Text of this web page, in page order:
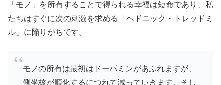
「モノ」を所有することで得られる幸福は短命であり、私
たちはすぐに次の刺激を求める「ヘドニック・トレッドミ
ル」に陥りがちです。
モノの所有は最初はドーパミンがあふれますが、
側坐核が順化するにつれて減っていきます。そし